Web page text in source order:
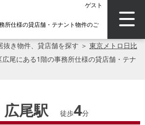
ゲスト
所仕様の貸店舗・テナント物件のご
抜き物件、貸店舗を探す ＞ 東京メトロ日比
広尾にある1階の事務所仕様の貸店舗・テナ
広尾駅 徒歩4分